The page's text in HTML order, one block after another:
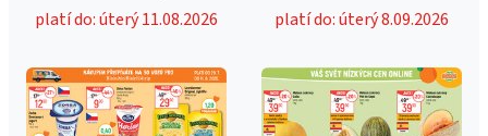
platí do: úterý 11.08.2026
platí do: úterý 8.09.2026